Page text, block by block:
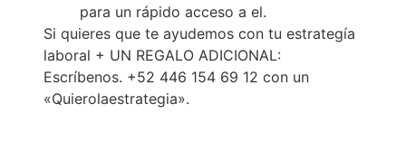
para un rápido acceso a el.
Si quieres que te ayudemos con tu estrategía
laboral + UN REGALO ADICIONAL:
Escríbenos. +52 446 154 69 12 con un
«Quierolaestrategia».